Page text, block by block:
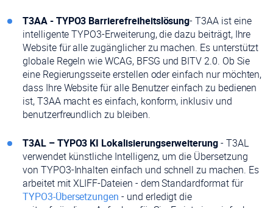
T3AA - TYPO3 Barrierefreiheitslösung- T3AA ist eine
intelligente TYPO3-Erweiterung, die dazu beiträgt, Ihre
Website für alle zugänglicher zu machen. Es unterstützt
globale Regeln wie WCAG, BFSG und BITV 2.0. Ob Sie
eine Regierungsseite erstellen oder einfach nur möchten,
dass Ihre Website für alle Benutzer einfach zu bedienen
ist, T3AA macht es einfach, konform, inklusiv und
benutzerfreundlich zu bleiben.
T3AL – TYPO3 KI Lokalisierungserweiterung- T3AL
verwendet künstliche Intelligenz, um die Übersetzung
von TYPO3-Inhalten einfach und schnell zu machen. Es
arbeitet mit XLIFF-Dateien - dem Standardformat für
TYPO3-Übersetzungen - und erledigt die